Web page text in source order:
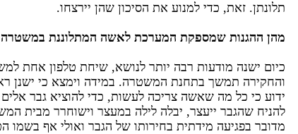
תלונתן. זאת, כדי למנוע את הסיכון שהן יירצחו.
מהן ההגנות שמספקת המערכת לאשה המתלוננת
כיום ישנה מודעות רבה יותר לנושא, שיחת טלפון אחת
והחקירה תמשך בתחנת המשטרה. במידה וימצא כי ישנן
ידוע כי כל מה שאשה צריכה לעשות, כדי להוציא גבר
להניח שהגבר ייעצר, יבלה לילה במעצר וישוחרר מבית
מדובר בפגיעה מידתית בחירותו של הגבר ואולי אף